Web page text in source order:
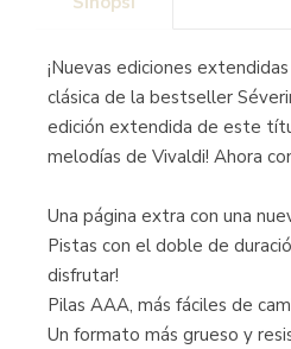
¡Nuevas ediciones
clásica de la bestseller
edición extendida de este
melodías de Vivaldi! Ahora
Una página extra con una
Pistas con el doble de
disfrutar!
Pilas AAA, más fáciles de
Un formato más grueso y